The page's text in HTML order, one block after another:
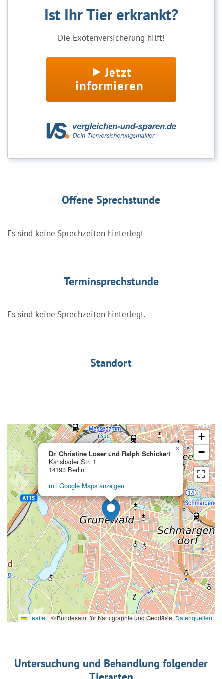
Ist Ihr Tier erkrankt?
Die Exotenversicherung hilft!
Jetzt
informieren
Offene Sprechstunde
Es sind keine Sprechzeiten hinterlegt
Terminsprechstunde
Es sind keine Sprechzeiten hinterlegt.
Standort
Dr. Christine Loser und Ralph Schickert
Karlsbader Str. 1
14193 Berlin
mit Google Maps anzeigen
×
+
−
Leaflet | © Bundesamt für Kartographie und Geodäsie, Datenquellen
Untersuchung und Behandlung folgender